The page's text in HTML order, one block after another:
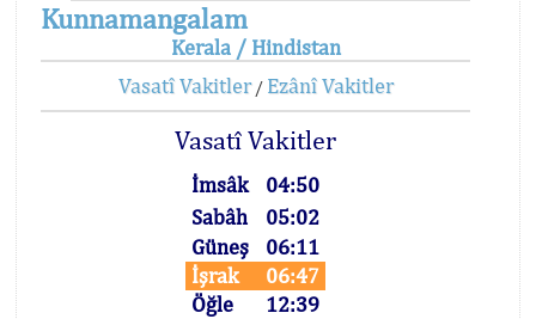
Kunnamangalam
Kerala / Hindistan
Vasatî Vakitler/ Ezânî Vakitler
Vasatî Vakitler
İmsâk
04:50
Sabâh
05:02
Güneş
06:11
İşrak
06:47
Öğle
12:39